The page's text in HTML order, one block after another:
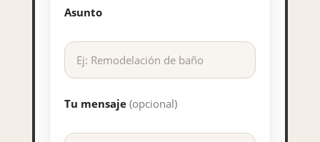
Asunto
Tu mensaje (opcional)